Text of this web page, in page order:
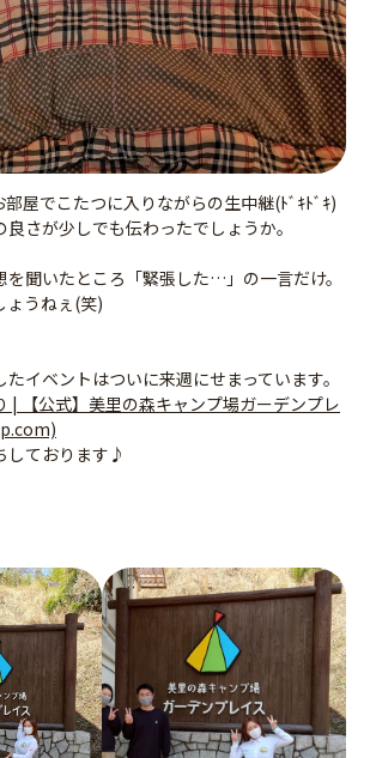
屋でこたつに入りながらの生中継(ﾄﾞｷﾄﾞｷ)
さが少しでも伝わったでしょうか。
聞いたところ「緊張した…」の一言だけ。
ょうねぇ(笑)
イベントはついに来週にせまっています。
| 【公式】美里の森キャンプ場ガーデンプレ
しております♪